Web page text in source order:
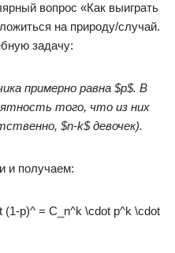
вопрос «Как выиграть
на природу/случай.
задачу:
примерно равна $p$. В
того, что из них
$n-k$ девочек).
и получаем:
p)^ = C_n^k \cdot p^k \cdot